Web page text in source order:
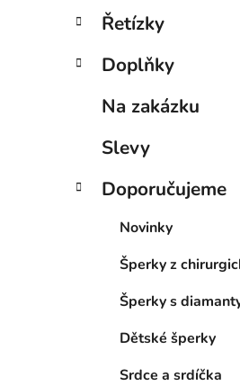
Řetízky
Doplňky
Na zakázku
Slevy
Doporučujeme
Novinky
Šperky z
Šperky s
Dětské šperky
Srdce a srdíčka